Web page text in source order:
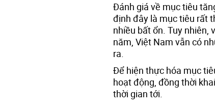
Đánh giá về mục tiêu
định đây là mục tiêu rất
nhiều bất ổn. Tuy
năm, Việt Nam vẫn có
ra.
Để hiện thực hóa mục
hoạt động, đồng thời
thời gian tới.